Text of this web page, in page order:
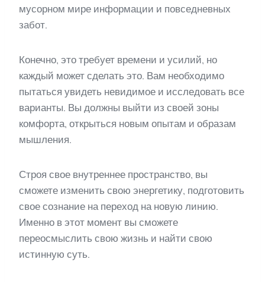
мусорном мире информации и повседневных
забот.
Конечно, это требует времени и усилий, но
каждый может сделать это. Вам необходимо
пытаться увидеть невидимое и исследовать все
варианты. Вы должны выйти из своей зоны
комфорта, открыться новым опытам и образам
мышления.
Строя свое внутреннее пространство, вы
сможете изменить свою энергетику, подготовить
свое сознание на переход на новую линию.
Именно в этот момент вы сможете
переосмыслить свою жизнь и найти свою
истинную суть.